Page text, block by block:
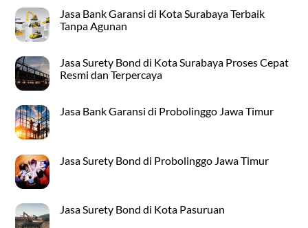
Jasa Bank Garansi di Kota Surabaya Terbaik
Tanpa Agunan
Jasa Surety Bond di Kota Surabaya Proses Cepat
Resmi dan Terpercaya
Jasa Bank Garansi di Probolinggo Jawa Timur
Jasa Surety Bond di Probolinggo Jawa Timur
Jasa Surety Bond di Kota Pasuruan